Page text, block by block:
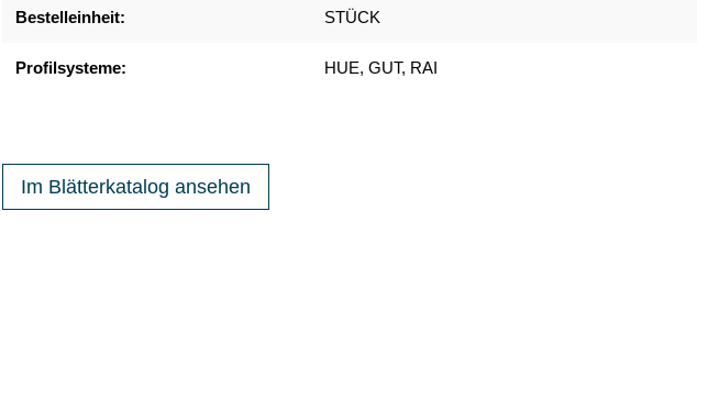
Bestelleinheit: STÜCK
Profilsysteme: HUE, GUT, RAI
Im Blätterkatalog ansehen